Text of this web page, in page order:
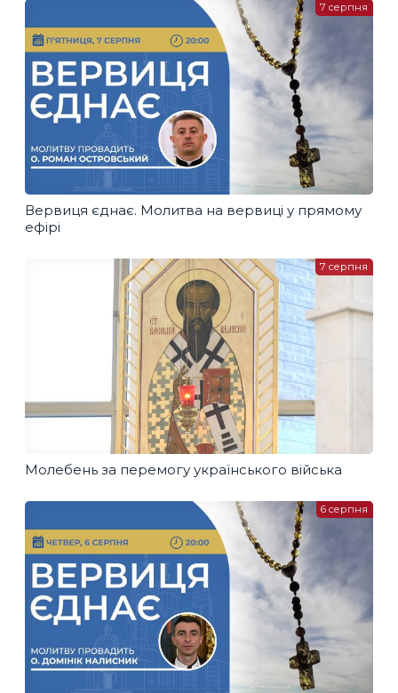
Вервиця єднає. Молитва на вервиці у прямому
ефірі
7 серпня
Молебень за перемогу українського війська
7 серпня
6 серпня